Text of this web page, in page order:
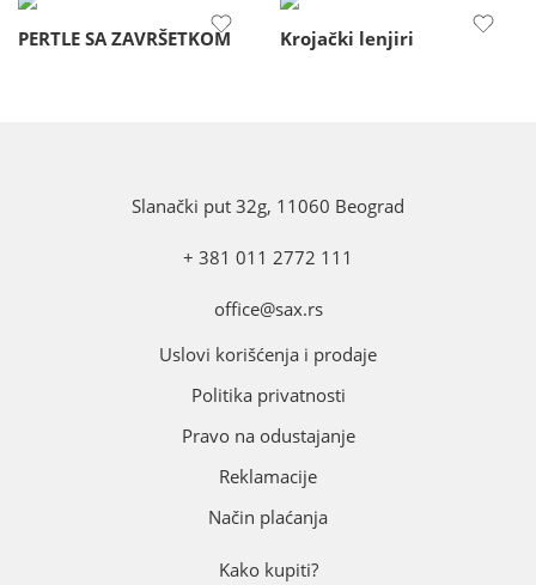
PERTLE SA ZAVRŠETKOM Krojački lenjiri
Slanački put 32g, 11060 Beograd
+ 381 011 2772 111
office@sax.rs
Uslovi korišćenja i prodaje
Politika privatnosti
Pravo na odustajanje
Reklamacije
Način plaćanja
Kako kupiti?